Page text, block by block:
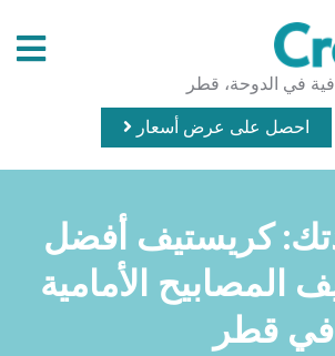
في الدوحة، قطر
احصل على عرض أسعار
كريستيف أفضل
المصابيح الأمامية
في قطر